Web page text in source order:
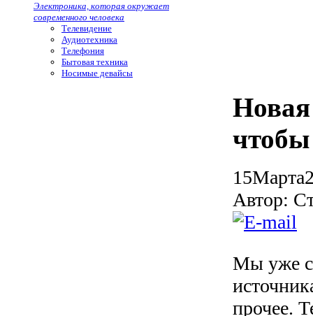
Электроника, которая окружает
современного человека
Телевидение
Аудиотехника
Телефония
Бытовая техника
Носимые девайсы
Новая
чтобы
15Марта
Автор:
Мы уже
прочее.